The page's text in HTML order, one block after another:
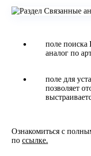
поле поиска
аналог по
поле для
позволяет
Ознакомиться с
по ссылке.